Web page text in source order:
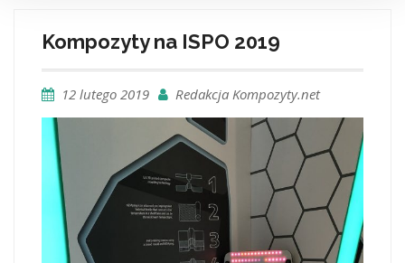
Kompozyty na ISPO 2019
12 lutego 2019 Redakcja Kompozyty.net